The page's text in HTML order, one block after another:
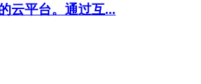
云平台。通过互...